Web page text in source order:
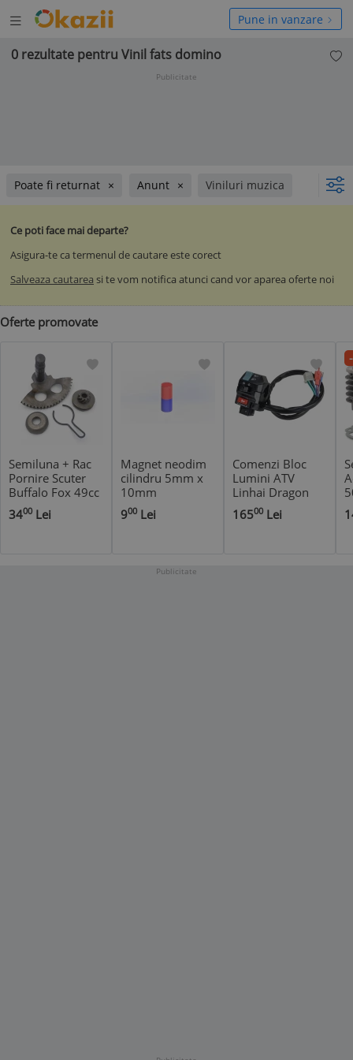
Deschide
meniul
Pune in vanzare
0 rezultate pentru Vinil fats domino
Publicitate
Poate fi returnat Anunt Viniluri muzica
Ce poti face mai departe?
Asigura-te ca termenul de cautare este corect
Salveaza cautarea si te vom notifica atunci cand vor aparea oferte noi
Oferte promovate
Semiluna + Rac
Pornire Scuter
Buffalo Fox 49cc
50cc 80cc
3400 Lei
Magnet neodim
cilindru 5mm x
10mm
900 Lei
Comenzi Bloc
Lumini ATV
Linhai Dragon
Fly 400cc 420cc
16500 Lei
Publicitate